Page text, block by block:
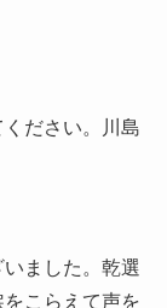
ださい。川島
ました。乾選
こらえて声を